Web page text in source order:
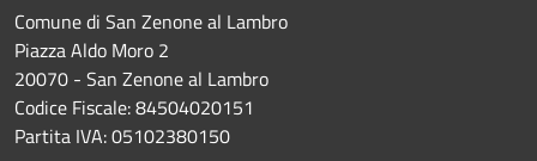
Comune di San Zenone al Lambro
Piazza Aldo Moro 2
20070 - San Zenone al Lambro
Codice Fiscale: 84504020151
Partita IVA: 05102380150